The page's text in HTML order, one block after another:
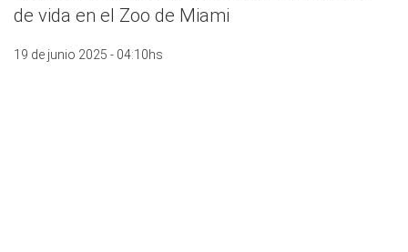
de vida en el Zoo de Miami
19 de junio 2025 - 04:10hs